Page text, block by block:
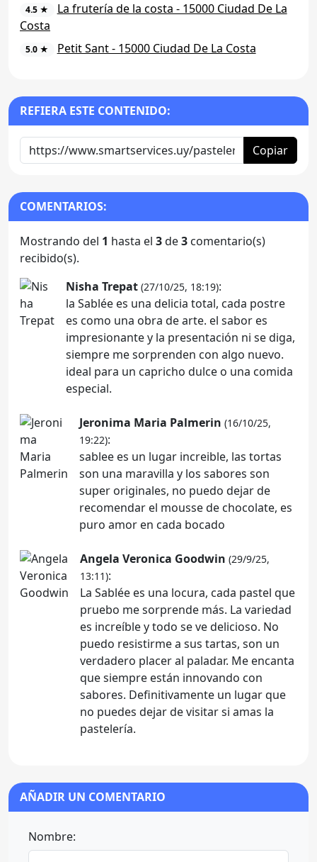
4.5 ★
La frutería de la costa - 15000 Ciudad De La
Costa
5.0 ★ Petit Sant - 15000 Ciudad De La Costa
REFIERA ESTE CONTENIDO:
Copiar
COMENTARIOS:
Mostrando del 1 hasta el 3de3 comentario(s)
recibido(s).
Nisha Trepat (27/10/25, 18:19):
la Sablée es una delicia total, cada postre
es como una obra de arte. el sabor es
impresionante y la presentación ni se diga,
siempre me sorprenden con algo nuevo.
ideal para un capricho dulce o una comida
especial.
Jeronima Maria Palmerin (16/10/25,
19:22):
sablee es un lugar increible, las tortas
son una maravilla y los sabores son
super originales, no puedo dejar de
recomendar el mousse de chocolate, es
puro amor en cada bocado
Angela Veronica Goodwin (29/9/25,
13:11):
La Sablée es una locura, cada pastel que
pruebo me sorprende más. La variedad
es increíble y todo se ve delicioso. No
puedo resistirme a sus tartas, son un
verdadero placer al paladar. Me encanta
que siempre están innovando con
sabores. Definitivamente un lugar que
no puedes dejar de visitar si amas la
pastelería.
AÑADIR UN COMENTARIO
Nombre: